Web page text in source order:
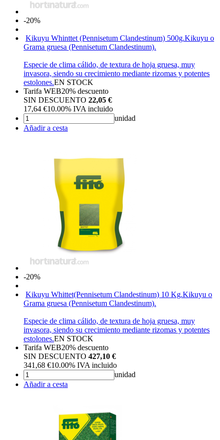
-20%
Kikuyu Whinttet (Pennisetum Clandestinum) 500g.Kikuyu o
Grama gruesa (Pennisetum Clandestinum).
Especie de clima cálido, de textura de hoja gruesa, muy
invasora, siendo su crecimiento mediante rizomas y potentes
estolones.EN STOCK
Tarifa WEB20% descuento
SIN DESCUENTO 22,05 €
17,64 €10.00% IVA incluido
unidad
Añadir a cesta
-20%
Kikuyu Whittet(Pennisetum Clandestinum) 10 Kg.Kikuyu o
Grama gruesa (Pennisetum Clandestinum).
Especie de clima cálido, de textura de hoja gruesa, muy
invasora, siendo su crecimiento mediante rizomas y potentes
estolones.EN STOCK
Tarifa WEB20% descuento
SIN DESCUENTO 427,10 €
341,68 €10.00% IVA incluido
unidad
Añadir a cesta